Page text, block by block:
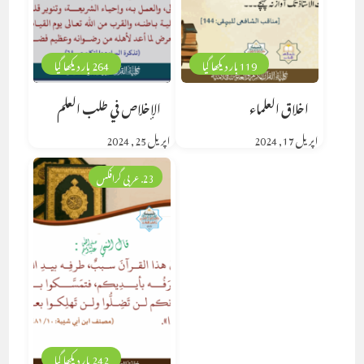
264 بار دیکھا گیا
الإخلاص في طلب العلم
اپریل 25, 2024
119 بار دیکھا گیا
اخلاق العلماء
اپریل 17, 2024
242 بار دیکھا گیا
23. عربی گرافکس